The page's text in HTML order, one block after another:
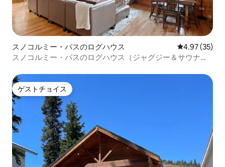
スノコルミー・パスのログハウス レビュー35
4.97 (35)
スノコルミー・パスのログハウス（ジャグジー＆サウナ付
ゲストチョイス
ゲストチョイス